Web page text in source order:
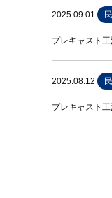
2025.09.01
プレキャスト
2025.08.12
プレキャスト